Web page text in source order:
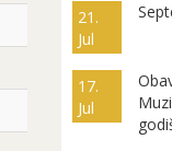
21.
Jul
17.
Jul